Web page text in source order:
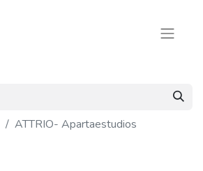
ATTRIO- Apartaestudios